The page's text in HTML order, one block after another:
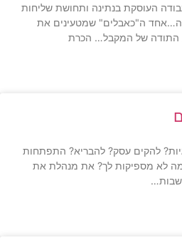
העוסקת בנתינה ותחושת שליחות
ה"כאבלים" שמטעינים את
התודה של המקבל… הכרת
להקים עסק? להבריא? התפתחות
שעות ביממה לא מספיקות לך? את מנהלת את